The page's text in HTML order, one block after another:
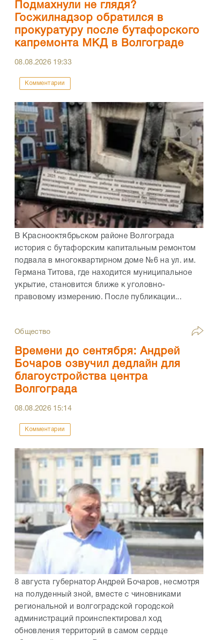
Подмахнули не глядя?
Госжилнадзор обратился в
прокуратуру после бутафорского
капремонта МКД в Волгограде
08.08.2026 19:33
Комментарии
В Краснооктябрьском районе Волгограда
история с бутафорским капитальным ремонтом
подвала в многоквартирном доме №6 на ул. им.
Германа Титова, где находится муниципальное
укрытие, становится ближе к уголовно-
правовому измерению. После публикации...
Общество
Времени до сентября: Андрей
Бочаров озвучил дедлайн для
благоустройства центра
Волгограда
08.08.2026 15:14
Комментарии
8 августа губернатор Андрей Бочаров, несмотря
на полуденный зной, вместе с чиновниками
региональной и волгоградской городской
администраций проинспектировал ход
обновления территорий в самом сердце